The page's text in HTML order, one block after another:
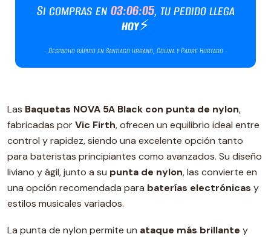
Las Baquetas NOVA 5A Black con punta de nylon,
fabricadas porVic Firth, ofrecen un equilibrio ideal entre
control y rapidez, siendo una excelente opción tanto
para bateristas principiantes como avanzados. Su diseño
liviano y ágil, junto a su punta de nylon, las convierte en
una opción recomendada para baterías electrónicas y
estilos musicales variados.
La punta de nylon permite un ataque más brillante y